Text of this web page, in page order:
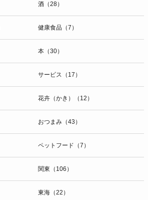
酒（28）
健康食品（7）
本（30）
サービス（17）
花卉（かき）（12）
おつまみ（43）
ペットフード（7）
関東（106）
東海（22）